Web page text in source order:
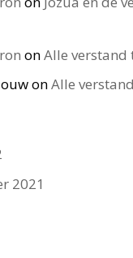
onAlle verstand
onAlle
2021